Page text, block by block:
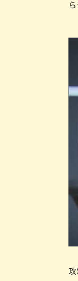
攻